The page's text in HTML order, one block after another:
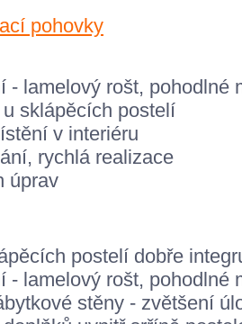
pohovky
- lamelový rošt, pohodlné
sklápěcích postelí
v interiéru
rychlá realizace
úprav
postelí dobře
- lamelový rošt, pohodlné
stěny - zvětšení